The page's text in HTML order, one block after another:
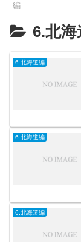
編
6.北海
6.北海道編
6.北海道編
6.北海道編